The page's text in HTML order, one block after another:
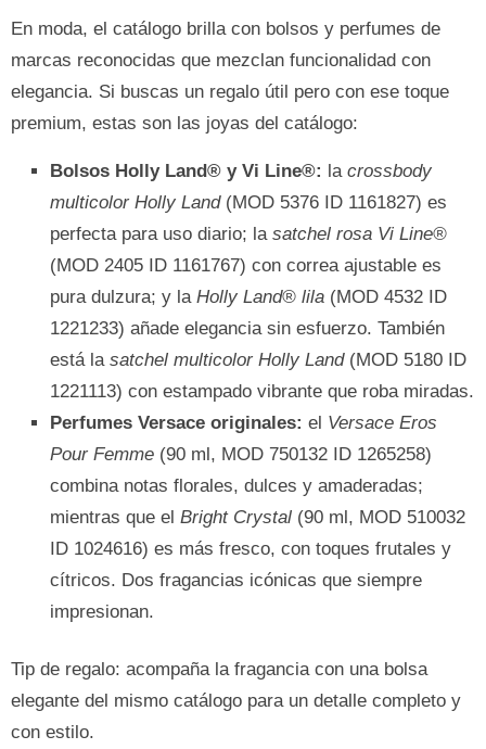
En moda, el catálogo brilla con bolsos y perfumes de
marcas reconocidas que mezclan funcionalidad con
elegancia. Si buscas un regalo útil pero con ese toque
premium, estas son las joyas del catálogo:
Bolsos Holly Land® y Vi Line®: la crossbody
multicolor Holly Land(MOD 5376 ID 1161827) es
perfecta para uso diario; la satchel rosa Vi Line®
(MOD 2405 ID 1161767) con correa ajustable es
pura dulzura; y la Holly Land® lila (MOD 4532 ID
1221233) añade elegancia sin esfuerzo. También
está la satchel multicolor Holly Land(MOD 5180 ID
1221113) con estampado vibrante que roba miradas.
Perfumes Versace originales: el Versace Eros
Pour Femme (90 ml, MOD 750132 ID 1265258)
combina notas florales, dulces y amaderadas;
mientras que el Bright Crystal (90 ml, MOD 510032
ID 1024616) es más fresco, con toques frutales y
cítricos. Dos fragancias icónicas que siempre
impresionan.
Tip de regalo: acompaña la fragancia con una bolsa
elegante del mismo catálogo para un detalle completo y
con estilo.